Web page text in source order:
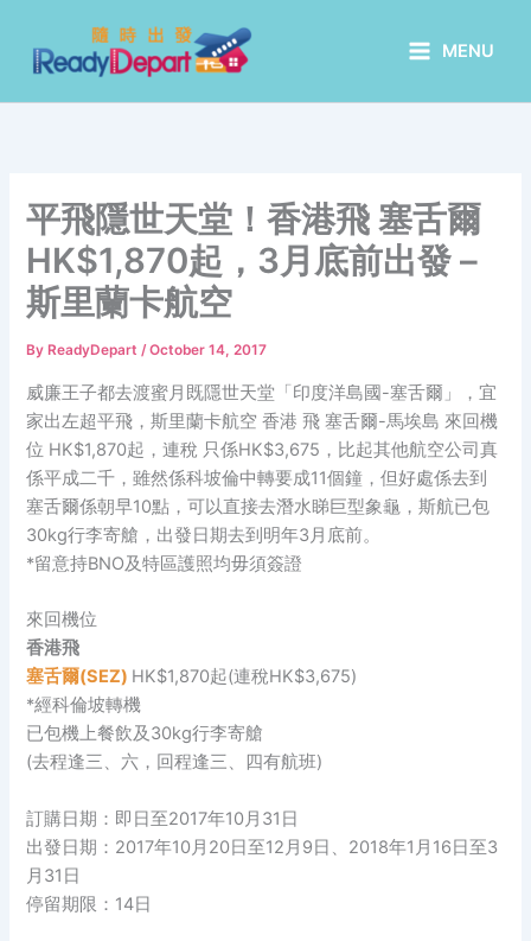
content
MENU
平飛隱世天堂！香港飛 塞舌爾
HK$1,870起，3月底前出發 –
斯里蘭卡航空
By ReadyDepart/October 14, 2017
威廉王子都去渡蜜月既隱世天堂「印度洋島國-塞舌爾」，宜
家出左超平飛，斯里蘭卡航空 香港 飛 塞舌爾-馬埃島 來回機
位 HK$1,870起，連稅 只係HK$3,675，比起其他航空公司真
係平成二千，雖然係科坡倫中轉要成11個鐘，但好處係去到
塞舌爾係朝早10點，可以直接去潛水睇巨型象龜，斯航已包
30kg行李寄艙，出發日期去到明年3月底前。
*留意持BNO及特區護照均毋須簽證
來回機位
香港飛
塞舌爾(SEZ) HK$1,870起(連稅HK$3,675)
*經科倫坡轉機
已包機上餐飲及30kg行李寄艙
(去程逢三、六，回程逢三、四有航班)
訂購日期：即日至2017年10月31日
出發日期：2017年10月20日至12月9日、2018年1月16日至3
月31日
停留期限：14日